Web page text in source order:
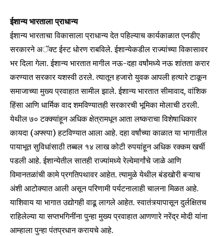
ईशान्य भारताला प्राधान्य
ईशान्य भारताचा विकासाला प्राधान्य देत पहिल्याच कार्यकाळात एनडीए
सरकारने अॅक्ट ईस्ट धोरण राबविले. ईशान्येकडील राज्यांच्या विकासावर
भर दिला गेला. ईशान्य भारतात मागील नऊ-दहा वर्षांमध्ये नऊ शांतता करार
करण्यात सरकार यशस्वी ठरले. त्यातून हजारो युवक आपली हत्यारे टाकून
समाजाच्या मुख्य प्रवाहात सामील झाले. ईशान्य भारतात सीमावाद, वांशिक
हिंसा आणि धार्मिक वाद शमविण्यातही सरकारची भूमिका मोलाची ठरली.
येथील ७० टक्क्यांहून अधिक क्षेत्रामधून आता लष्कराचा विशेषाधिकार
कायदा (अफ्स्पा) हटविण्यात आला आहे. दहा वर्षांच्या काळात या भागातील
पायाभूत सुविधांसाठी तब्बल १४ लाख कोटी रुपयांहून अधिक रक्कम खर्ची
पडली आहे. ईशान्येतील सातही राज्यांमध्ये रेल्वेमार्गांचे जाळे आणि
विमानतळांची कामे प्रगतिपथावर आहेत. त्यामुळे येथील बंडखोरी बऱ्याच
अंशी आटोक्यात आली असून परिणामी पर्यटनालाही चालना मिळत आहे.
याशिवाय या भागात उद्योगही वाढू लागले आहेत. स्वातंत्र्यापासून दुर्लक्षितच
राहिलेल्या या सप्तभगिनींना पुन्हा मुख्य प्रवाहात आणणारे नरेंद्र मोदी यांना
आम्हाला पुन्हा पंतप्रधान करायचे आहे.